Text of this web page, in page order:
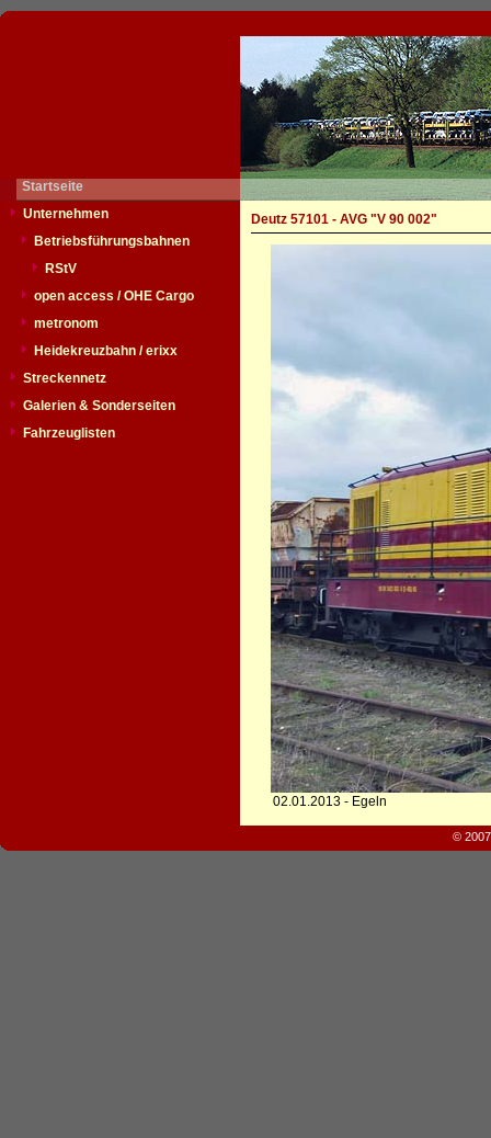
Startseite
Unternehmen
Betriebsführungsbahnen
RStV
open access / OHE Cargo
metronom
Heidekreuzbahn / erixx
Streckennetz
Galerien & Sonderseiten
Fahrzeuglisten
Deutz 57101 - AVG "V 90 002"
02.01.2013 - Egeln
©